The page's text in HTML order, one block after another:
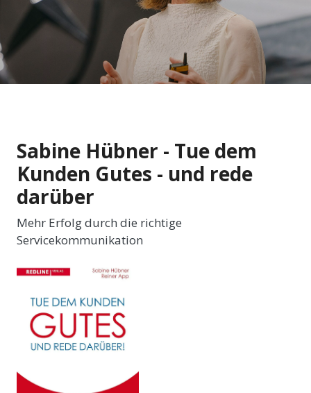
English
Sabine Hübner - Tue dem
Kunden Gutes - und rede
darüber
Mehr Erfolg durch die richtige
Servicekommunikation